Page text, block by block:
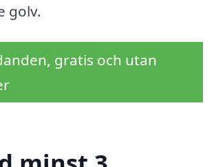
golv.
gratis och utan